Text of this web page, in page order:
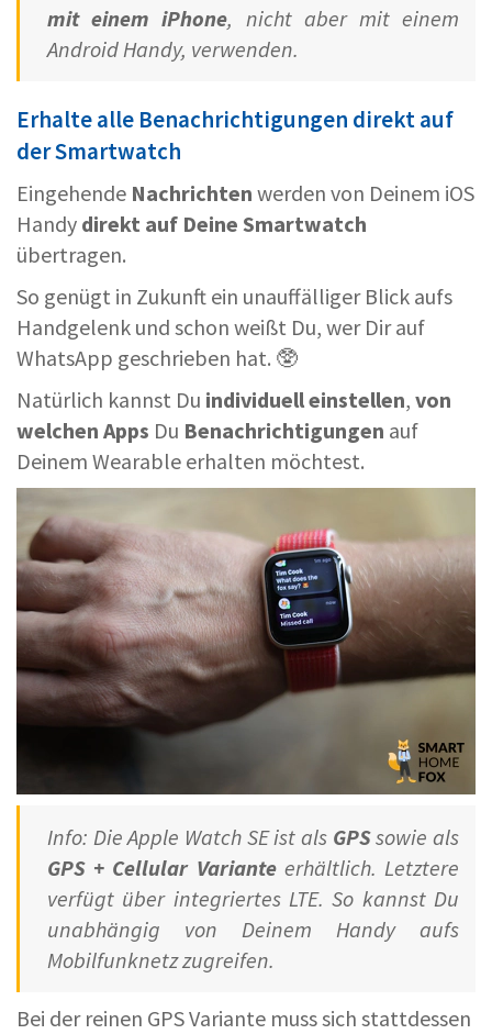
mit einem iPhone, nicht aber mit einem
Android Handy, verwenden.
Erhalte alle Benachrichtigungen direkt auf
der Smartwatch
Eingehende Nachrichten werden von Deinem iOS
Handy direkt auf Deine Smartwatch
übertragen.
So genügt in Zukunft ein unauffälliger Blick aufs
Handgelenk und schon weißt Du, wer Dir auf
WhatsApp geschrieben hat. 🥸
Natürlich kannst Du individuell einstellen, von
welchen Apps Du Benachrichtigungen auf
Deinem Wearable erhalten möchtest.
Info: Die Apple Watch SE ist als GPSsowie als
GPS + Cellular Varianteerhältlich. Letztere
verfügt über integriertes LTE. So kannst Du
unabhängig von Deinem Handy aufs
Mobilfunknetz zugreifen.
Bei der reinen GPS Variante muss sich stattdessen